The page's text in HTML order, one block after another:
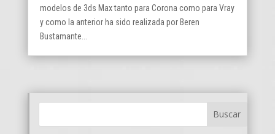
modelos de 3ds Max tanto para Corona como para Vray
y como la anterior ha sido realizada por Beren
Bustamante...